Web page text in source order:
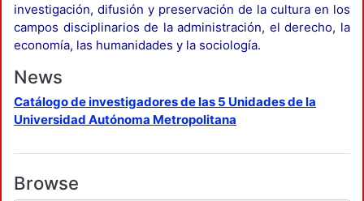
investigación, difusión y preservación de la cultura en los
campos disciplinarios de la administración, el derecho, la
economía, las humanidades y la sociología.
News
Catálogo de investigadores de las 5 Unidades de la
Universidad Autónoma Metropolitana
Browse